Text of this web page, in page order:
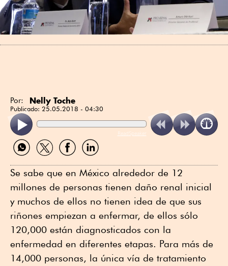
Por: Nelly Toche
Publicado: 25.05.2018 - 04:30
ReadSpeaker
Compartir
por
Compartir
por
Compartir
por
Compartir
por
Se sabe que en México alrededor de 12
millones de personas tienen daño renal inicial
y muchos de ellos no tienen idea de que sus
riñones empiezan a enfermar, de ellos sólo
120,000 están diagnosticados con la
enfermedad en diferentes etapas. Para más de
14,000 personas, la única vía de tratamiento